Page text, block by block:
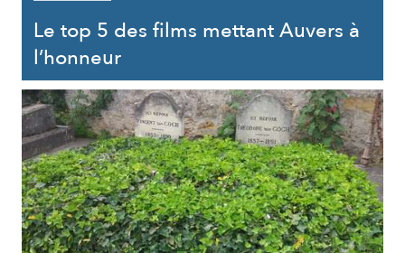
Le top 5 des films mettant Auvers à
l’honneur